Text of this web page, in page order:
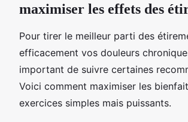
maximiser les effets des
Pour tirer le meilleur parti des
efficacement vos douleurs
important de suivre certaines
Voici comment maximiser les
exercices simples mais puissants.